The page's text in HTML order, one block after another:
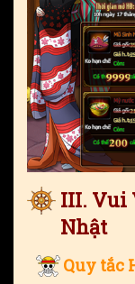
III. Vui
Nhật
Quy tắc